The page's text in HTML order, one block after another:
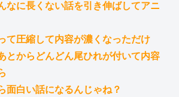
なに長くない話を引き伸ばしてアニ
て圧縮して内容が濃くなっただけ
とからどんどん尾ひれが付いて内容
面白い話になるんじゃね？